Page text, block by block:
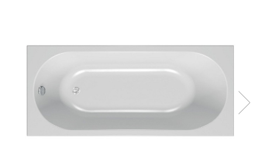
Seturi Lavoare
Vase wc suspendate
Vase wc statative
Seturi vase wc monobloc
Accesorii vase wc
Capace wc